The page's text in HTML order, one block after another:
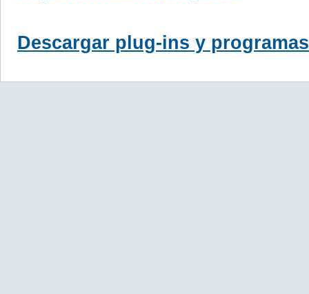
Descargar plug-ins y